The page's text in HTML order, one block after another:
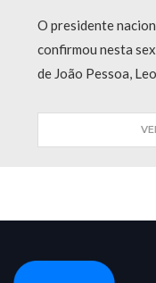
O presidente
confirmou nesta
de João Pessoa,